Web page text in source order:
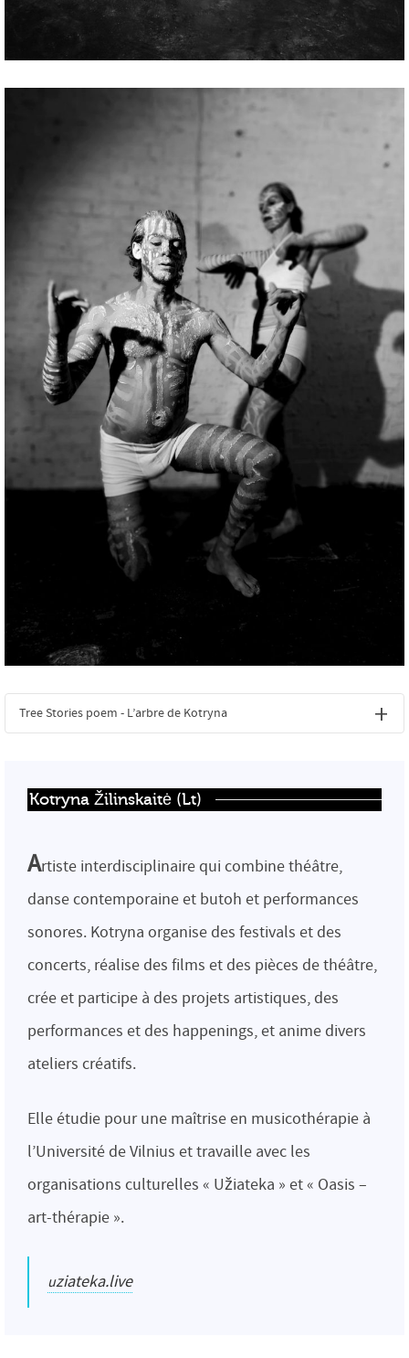
Tree Stories poem - L’arbre de Kotryna
Kotryna Žilinskaitė (Lt)
Artiste interdisciplinaire qui combine théâtre,
danse contemporaine et butoh et performances
sonores. Kotryna organise des festivals et des
concerts, réalise des films et des pièces de théâtre,
crée et participe à des projets artistiques, des
performances et des happenings, et anime divers
ateliers créatifs.
Elle étudie pour une maîtrise en musicothérapie à
l’Université de Vilnius et travaille avec les
organisations culturelles « Užiateka » et « Oasis –
art-thérapie ».
uziateka.live